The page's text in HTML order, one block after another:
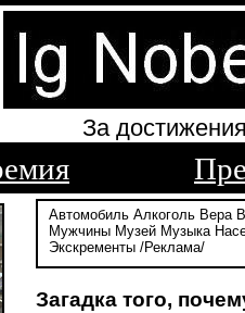
За
Автомобиль Алкоголь Вера
Мужчины Музей Музыка
Экскременты /Реклама/
Загадка того,